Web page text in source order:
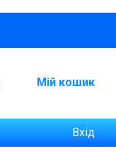
Мій кошик
Вхід